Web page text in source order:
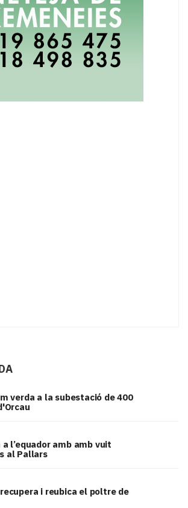
verda a la subestació de 400
a l’equador amb amb vuit
al Pallars
i reubica el poltre de